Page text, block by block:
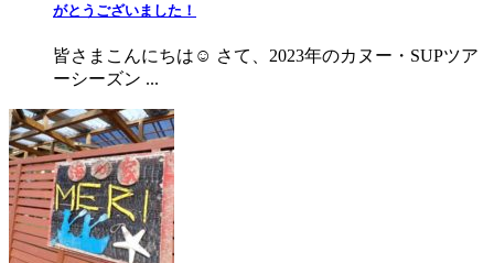
がとうございました！
皆さまこんにちは☺ さて、2023年のカヌー・SUPツア
ーシーズン ...